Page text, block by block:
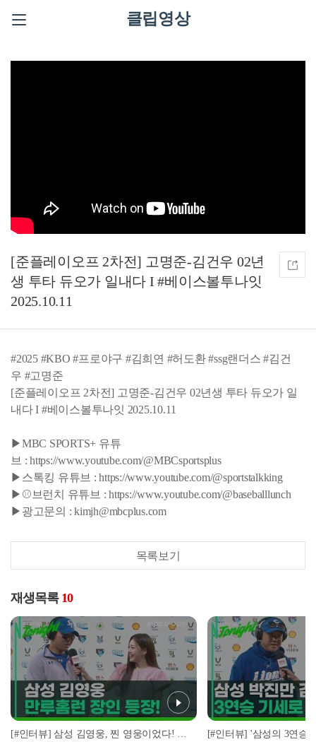
클립영상
[준플레이오프 2차전] 고명준-김건우 02년
생 투타 듀오가 일내다 I #베이스볼투나잇
2025.10.11
#2025 #KBO #프로야구 #김희연 #허도환 #ssg랜더스 #김건
우 #고명준
[준플레이오프 2차전] 고명준-김건우 02년생 투타 듀오가 일
내다 I #베이스볼투나잇 2025.10.11
▶MBC SPORTS+ 유튜
브 : https://www.youtube.com/@MBCsportsplus
▶스톡킹 유튜브 : https://www.youtube.com/@sportstalkking
▶⚾브런치 유튜브 : https://www.youtube.com/@baseballlunch
▶광고문의 : kimjh@mbcplus.com
목록보기
재생목록 10
[#인터뷰] 삼성 김영웅, 찐 영웅이었다! 통산 두 번째 만루홈런 폭발 I #베이스볼투나잇 2025.03.25